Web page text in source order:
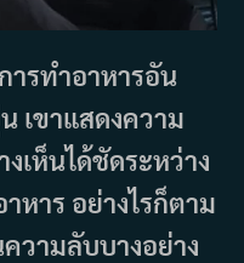
รทำอาหารอัน
เขาแสดงความ
เห็นได้ชัดระหว่าง
หาร อย่างไรก็ตาม
วามลับบางอย่าง